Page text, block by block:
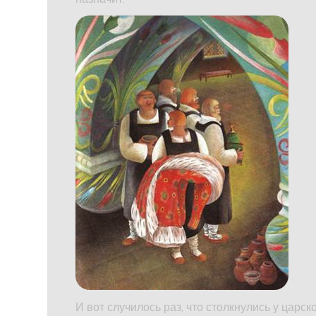
И вот случилось раз, что столкнулись у